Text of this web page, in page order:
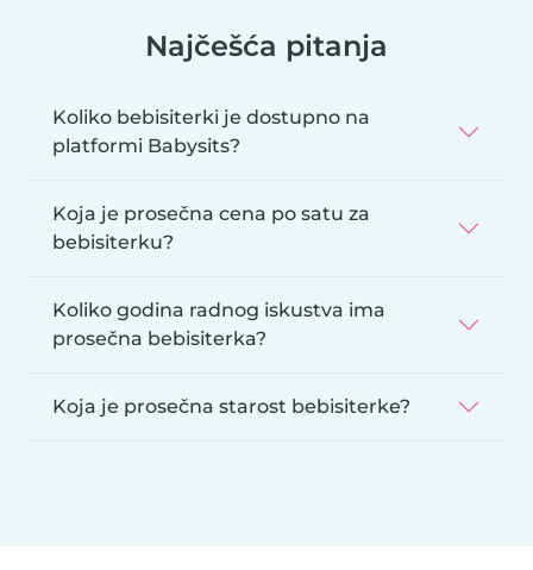
Najčešća pitanja
Koliko bebisiterki je dostupno na
platformi Babysits?
Koja je prosečna cena po satu za
bebisiterku?
Koliko godina radnog iskustva ima
prosečna bebisiterka?
Koja je prosečna starost bebisiterke?